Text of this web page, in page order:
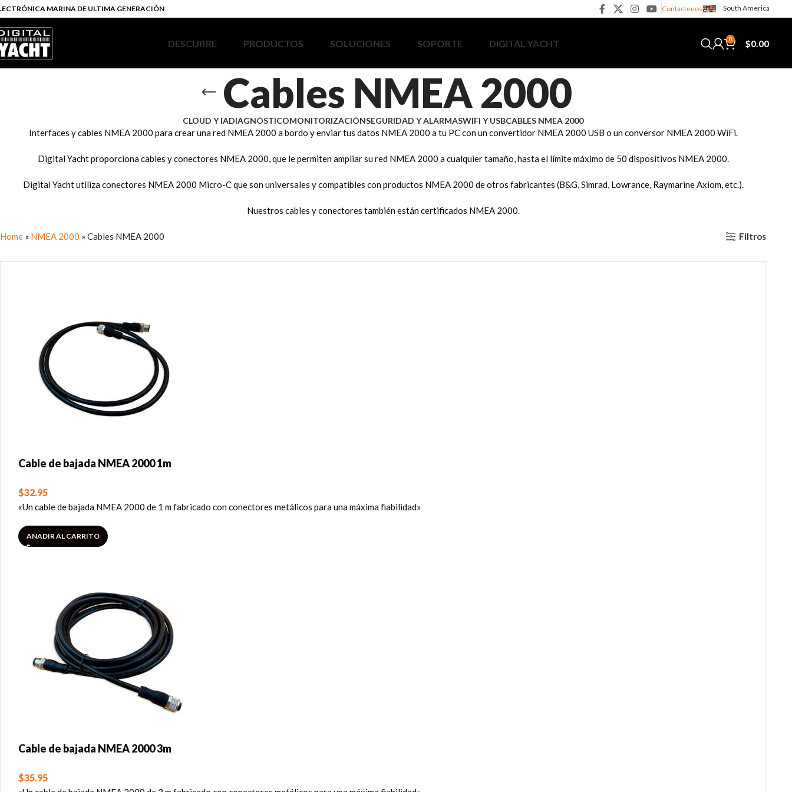
MARINA DE ULTIMA GENERACIÓN Contáctenos South America
DESCUBRE PRODUCTOS SOLUCIONES SOPORTE DIGITAL YACHT 0 $0.00
Cables NMEA 2000
CLOUD Y IADIAGNÓSTICOMONITORIZACIÓNSEGURIDAD Y ALARMASWIFI Y USBCABLES NMEA 2000
Interfaces y cables NMEA 2000 para crear una red NMEA 2000 a bordo y enviar tus datos NMEA 2000 a tu PC con un convertidor NMEA 2000 USB o un conversor NMEA 2000 WiFi.
Digital Yacht proporciona cables y conectores NMEA 2000, que le permiten ampliar su red NMEA 2000 a cualquier tamaño, hasta el límite máximo de 50 dispositivos NMEA 2000.
Digital Yacht utiliza conectores NMEA 2000 Micro-C que son universales y compatibles con productos NMEA 2000 de otros fabricantes (B&G, Simrad, Lowrance, Raymarine Axiom, etc.).
Nuestros cables y conectores también están certificados NMEA 2000.
Home » NMEA 2000 » Cables NMEA 2000 Filtros
Cable de bajada NMEA 2000 1m
$32.95
«Un cable de bajada NMEA 2000 de 1 m fabricado con conectores metálicos para una máxima fiabilidad»
AÑADIR AL CARRITO
Cable de bajada NMEA 2000 3m
$35.95